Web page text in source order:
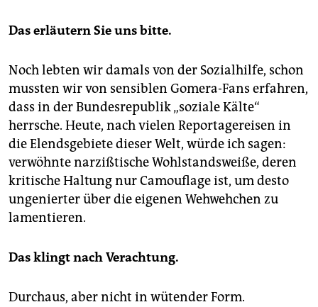
Das erläutern Sie uns bitte.
Noch lebten wir damals von der Sozialhilfe, schon
mussten wir von sensiblen Gomera-Fans erfahren,
dass in der Bundesrepublik „soziale Kälte“
herrsche. Heute, nach vielen Reportagereisen in
die Elendsgebiete dieser Welt, würde ich sagen:
verwöhnte narzißtische Wohlstandsweiße, deren
kritische Haltung nur Camouflage ist, um desto
ungenierter über die eigenen Wehwehchen zu
lamentieren.
Das klingt nach Verachtung.
Durchaus, aber nicht in wütender Form.